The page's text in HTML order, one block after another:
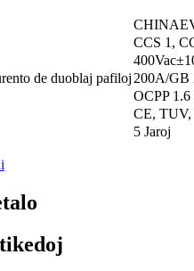
CCS 1,
de duoblaj pafiloj 200A/GB
OCPP 1.6
CE,
5 Jaroj